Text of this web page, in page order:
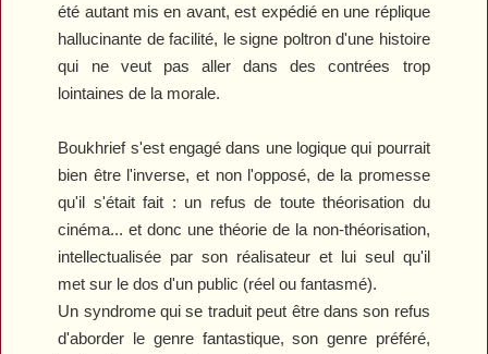
été autant mis en avant, est expédié en une réplique
hallucinante de facilité, le signe poltron d'une histoire
qui ne veut pas aller dans des contrées trop
lointaines de la morale.
Boukhrief s'est engagé dans une logique qui pourrait
bien être l'inverse, et non l'opposé, de la promesse
qu'il s'était fait : un refus de toute théorisation du
cinéma... et donc une théorie de la non-théorisation,
intellectualisée par son réalisateur et lui seul qu'il
met sur le dos d'un public (réel ou fantasmé).
Un syndrome qui se traduit peut être dans son refus
d'aborder le genre fantastique, son genre préféré,